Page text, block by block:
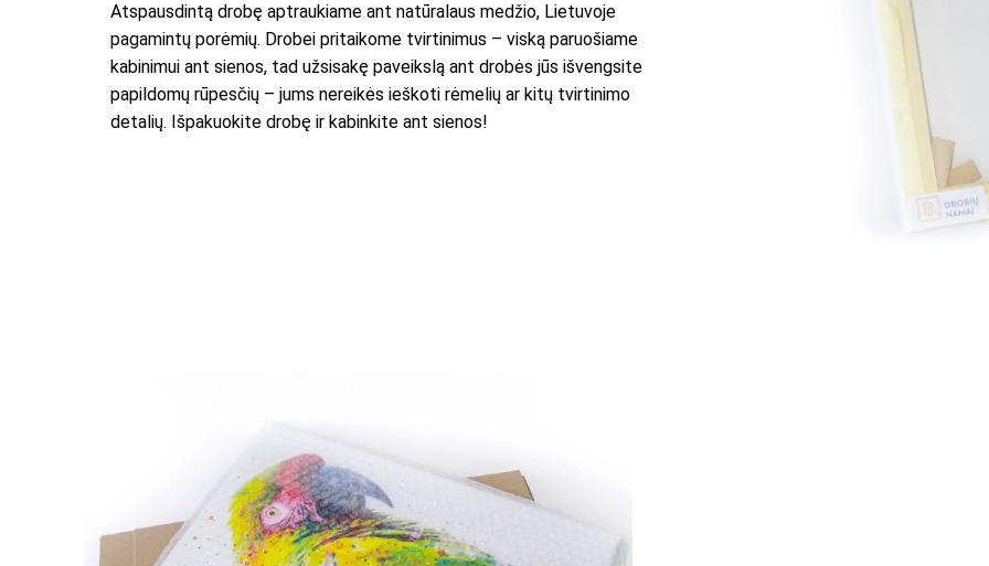
Atspausdintą drobę aptraukiame ant natūralaus medžio, Lietuvoje
pagamintų porėmių. Drobei pritaikome tvirtinimus – viską paruošiame
kabinimui ant sienos, tad užsisakę paveikslą ant drobės jūs išvengsite
papildomų rūpesčių – jums nereikės ieškoti rėmelių ar kitų tvirtinimo
detalių. Išpakuokite drobę ir kabinkite ant sienos!